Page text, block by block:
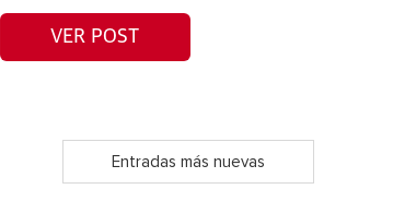
VER POST
Entradas más nuevas